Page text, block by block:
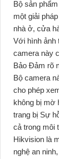
Bộ sản
một giải
nhà ở, cửa
Với hình ảnh
camera này
Bảo Đảm rõ
Bộ camera
cho phép
không bị mờ
trang bị Sự
cả trong môi
Hikvision là
nghệ an